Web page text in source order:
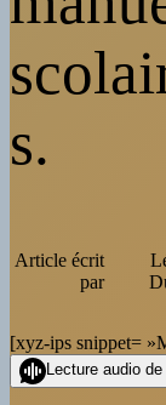
s.
Article écrit
par
[xyz-ips snippet=
Lecture audio